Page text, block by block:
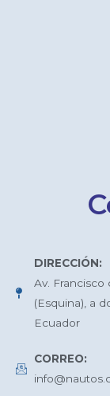
DIRECCIÓN:
Av. Francisco
(Esquina), a
Ecuador
CORREO: